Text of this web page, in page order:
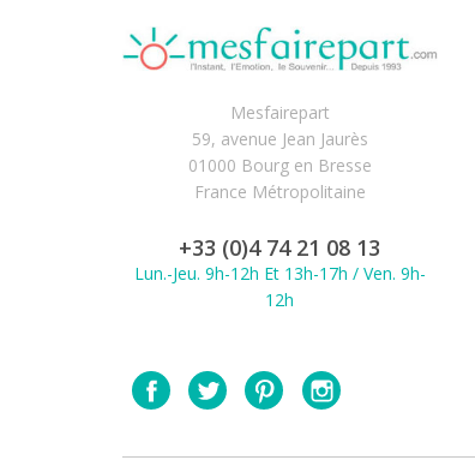
Mesfairepart
59, avenue Jean Jaurès
01000 Bourg en Bresse
France Métropolitaine
+33 (0)4 74 21 08 13
Lun.-Jeu. 9h-12h Et 13h-17h / Ven. 9h-
12h